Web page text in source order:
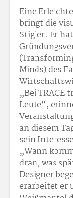
Eine
bringt die
Stigler. Er
Minds) des
„Bei
Leute“,
an diesem
sein
„Wann
dran, was
Designer
erarbeitet er